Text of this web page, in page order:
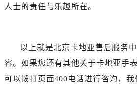
人士的责任与乐趣所在。
以上就是北京卡地亚售后服务
容。如果您还有其他关于卡地亚手
可以拨打页面400电话进行咨询，我